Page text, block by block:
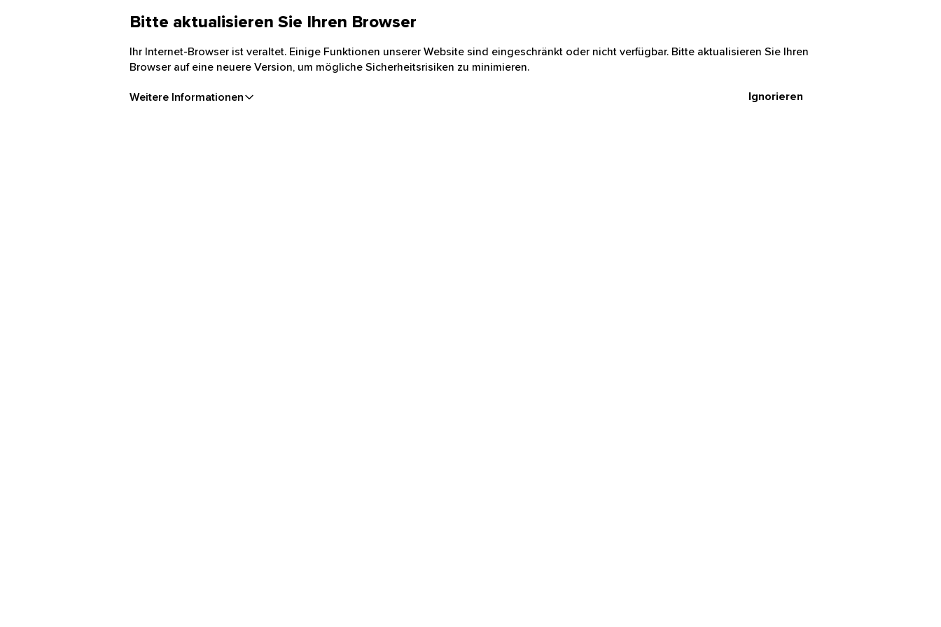
Bitte aktualisieren Sie Ihren Browser
Ihr Internet-Browser ist veraltet. Einige Funktionen unserer Website sind eingeschränkt oder nicht verfügbar. Bitte aktualisieren Sie Ihren
Browser auf eine neuere Version, um mögliche Sicherheitsrisiken zu minimieren.
Weitere Informationen Ignorieren